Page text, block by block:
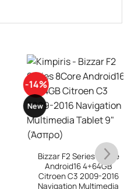
-14%
New
Bizzar F2 Series 8Core
Android16 4+64GB
Citroen C3 2009-2016
Navigation Multimedia